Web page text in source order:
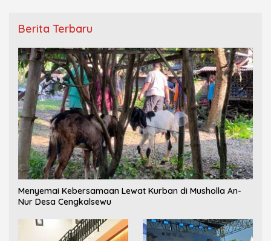
Berita Terbaru
Menyemai Kebersamaan Lewat Kurban di Musholla An-
Nur Desa Cengkalsewu